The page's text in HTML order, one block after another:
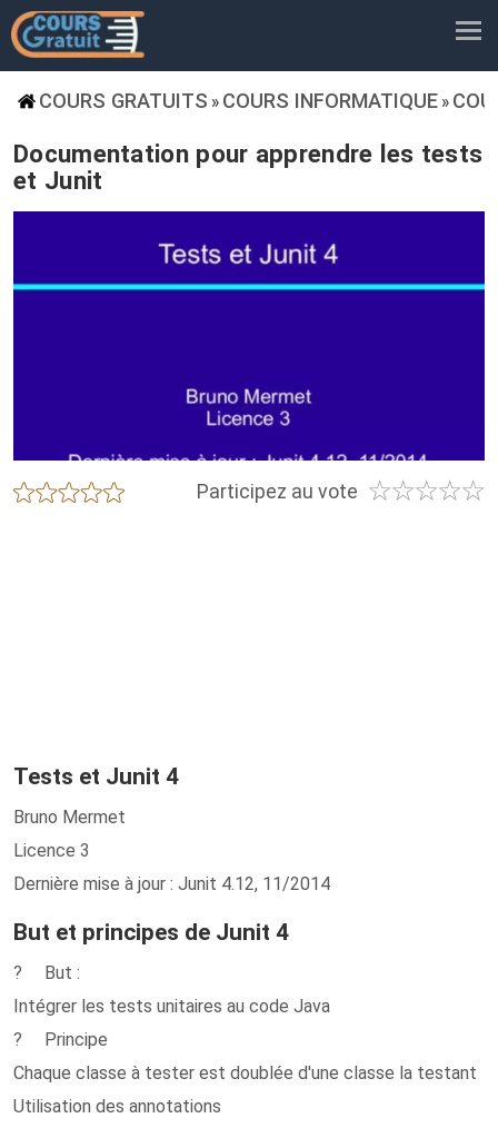
COURS GRATUITS » COURS INFORMATIQUE »
Documentation pour apprendre les tests
et Junit
Participez au vote ☆☆☆☆☆
★★★★★
Tests et Junit 4
Bruno Mermet
Licence 3
Dernière mise à jour : Junit 4.12, 11/2014
But et principes de Junit 4
? But :
Intégrer les tests unitaires au code Java
? Principe
Chaque classe à tester est doublée d'une classe la testant
Utilisation des annotations